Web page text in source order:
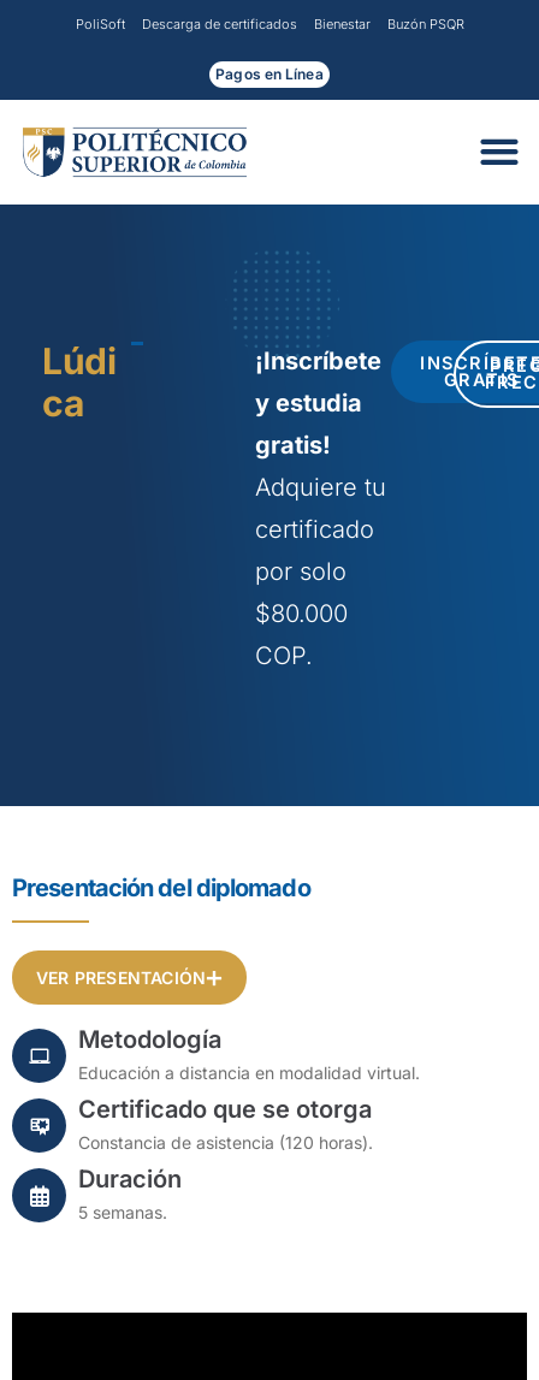
PoliSoft Descarga de certificados Bienestar Buzón PSQR
Pagos en Línea
Lúdi
ca
¡Inscríbete
y estudia
gratis!
Adquiere tu
certificado
por solo
$80.000
COP.
GRATIS
Presentación del diplomado
VER PRESENTACIÓN
Metodología
Educación a distancia en modalidad virtual.
Certificado que se otorga
Constancia de asistencia (120 horas).
Duración
5 semanas.